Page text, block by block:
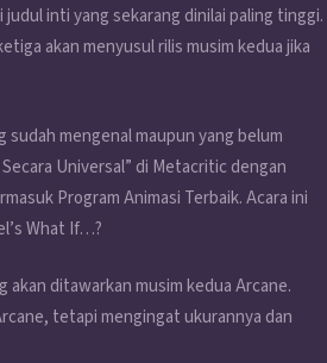
inti yang sekarang dinilai paling tinggi.
akan menyusul rilis musim kedua jika
mengenal maupun yang belum
Universal” di Metacritic dengan
Program Animasi Terbaik. Acara ini
What If…?
ditawarkan musim kedua Arcane.
tetapi mengingat ukurannya dan